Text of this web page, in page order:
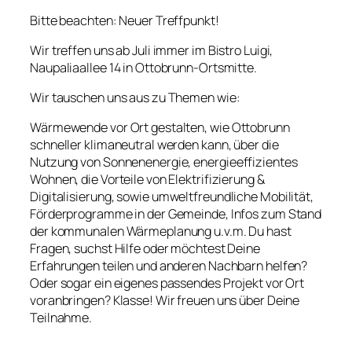
Bitte beachten: Neuer Treffpunkt!
Wir treffen uns ab Juli immer im Bistro Luigi,
Naupaliaallee 14 in Ottobrunn-Ortsmitte.
Wir tauschen uns aus zu Themen wie:
Wärmewende vor Ort gestalten,wie Ottobrunn
schneller klimaneutral werden kann, über die
Nutzung von Sonnenenergie,energieeffizientes
Wohnen, die Vorteile von Elektrifizierung &
Digitalisierung, sowieumweltfreundliche Mobilität,
Förderprogramme in der Gemeinde, Infos zum Stand
der kommunalen Wärmeplanung u.v.m. Du hast
Fragen, suchst Hilfe oder möchtest Deine
Erfahrungen teilen und anderen Nachbarn helfen?
Oder sogar ein eigenes passendes Projekt vor Ort
voranbringen? Klasse! Wir freuen uns über Deine
Teilnahme.